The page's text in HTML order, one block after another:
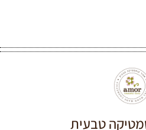
טבעית